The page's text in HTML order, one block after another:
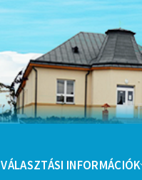
VÁLASZTÁSI INFORMÁCIÓK